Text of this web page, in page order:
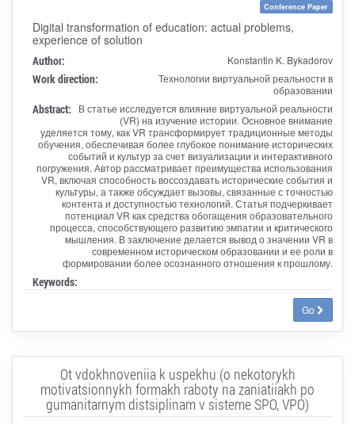
Conference Paper
Digital transformation of education: actual problems,
experience of solution
Author: Konstantin K. Bykadorov
Work direction:
Технологии виртуальной реальности в
образовании
Abstract:
В статье исследуется влияние виртуальной реальности
(VR) на изучение истории. Основное внимание
уделяется тому, как VR трансформирует традиционные методы
обучения, обеспечивая более глубокое понимание исторических
событий и культур за счет визуализации и интерактивного
погружения. Автор рассматривает преимущества использования
VR, включая способность воссоздавать исторические события и
культуры, а также обсуждает вызовы, связанные с точностью
контента и доступностью технологий. Статья подчеркивает
потенциал VR как средства обогащения образовательного
процесса, способствующего развитию эмпатии и критического
мышления. В заключение делается вывод о значении VR в
современном историческом образовании и ее роли в
формировании более осознанного отношения к прошлому.
Keywords:
Go
Ot vdokhnoveniia k uspekhu (o nekotorykh
motivatsionnykh formakh raboty na zaniatiiakh po
gumanitarnym distsiplinam v sisteme SPO, VPO)